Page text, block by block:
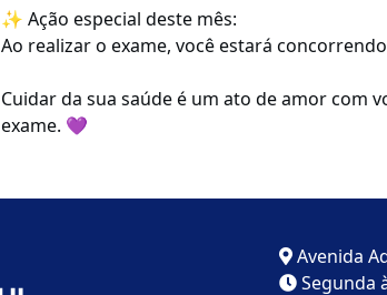
✨ Ação especial deste mês:
Ao realizar o exame, você estará
Cuidar da sua saúde é um ato de amor com
exame. 💜
Avenida
Segunda